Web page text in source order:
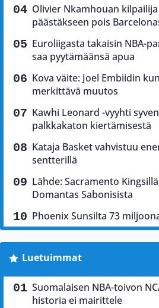
Olivier Nkamhouan
päästäkseen pois
Euroliigasta takaisin NBA-
saa pyytämäänsä apua
Kova väite: Joel Embiidin
merkittävä muutos
Kawhi Leonard -vyyhti
palkkakaton kiertämisestä
Kataja Basket vahvistuu
sentterillä
Lähde: Sacramento
Domantas Sabonisista
Phoenix Sunsilta 73
Luetuimmat
Suomalaisen NBA-toivon
historia ei mairittele